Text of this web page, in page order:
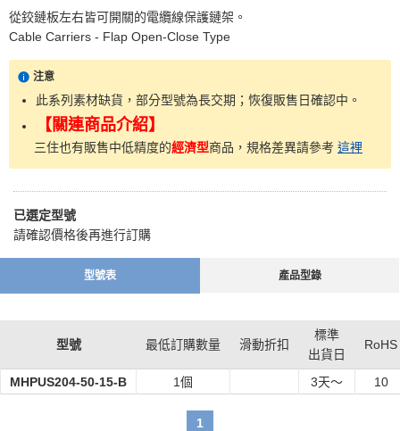
從鉸鏈板左右皆可開關的電纜線保護鏈架。
Cable Carriers - Flap Open-Close Type
注意
此系列素材缺貨，部分型號為長交期；恢復販售日確認中。
【關連商品介紹】
三住也有販售中低精度的經濟型商品，規格差異請參考 這裡
已選定型號
請確認價格後再進行訂購
型號表 產品型錄
型號 最低訂購數量 滑動折扣
標準
出貨日
RoHS
MHPUS204-50-15-B 1個 3天～ 10
1